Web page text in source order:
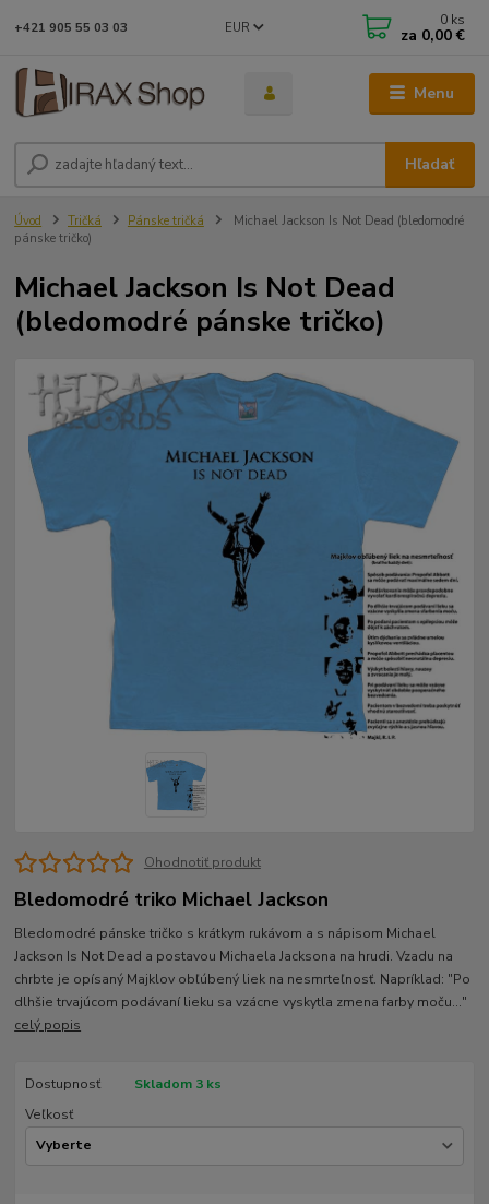
Menu
EUR
Hľadať
+421 905 55 03 03 0 ks
za 0,00 €
Úvod Tričká Pánske tričká
Michael Jackson Is Not Dead (bledomodré
pánske tričko)
Michael Jackson Is Not Dead
(bledomodré pánske tričko)
Ohodnotiť produkt
Bledomodré triko Michael Jackson
Bledomodré pánske tričko s krátkym rukávom a s nápisom Michael
Jackson Is Not Dead a postavou Michaela Jacksona na hrudi. Vzadu na
chrbte je opísaný Majklov obľúbený liek na nesmrteľnosť. Napríklad: "Po
dlhšie trvajúcom podávaní lieku sa vzácne vyskytla zmena farby moču..."
celý popis
Dostupnosť
Skladom 3 ks
Veľkosť